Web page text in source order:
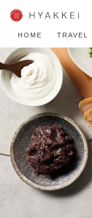
HOME TRAVEL